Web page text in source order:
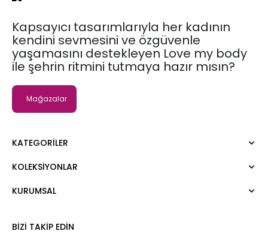
Kapsayıcı tasarımlarıyla her kadının
kendini sevmesini ve özgüvenle
yaşamasını destekleyen Love my body
ile şehrin ritmini tutmaya hazır mısın?
Mağazalar
KATEGORILER
Elbise
Tişört
KOLEKSIYONLAR
Moda Tutkusu
KURUMSAL
Kurumsal Satış
BIZI TAKIP EDIN